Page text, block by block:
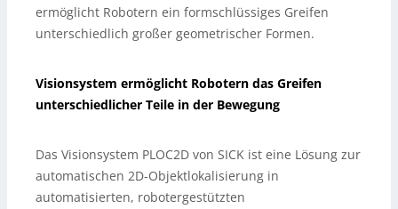
ermöglicht Robotern ein formschlüssiges Greifen
unterschiedlich großer geometrischer Formen.
Visionsystem ermöglicht Robotern das Greifen
unterschiedlicher Teile in der Bewegung
Das Visionsystem PLOC2D von SICK ist eine Lösung zur
automatischen 2D-Objektlokalisierung in
automatisierten, robotergestützten